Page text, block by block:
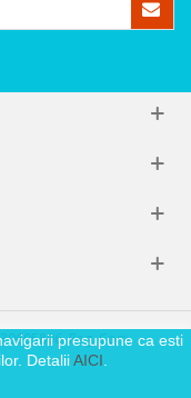
presupune ca esti
DetaliiAICI
Reg. Com.